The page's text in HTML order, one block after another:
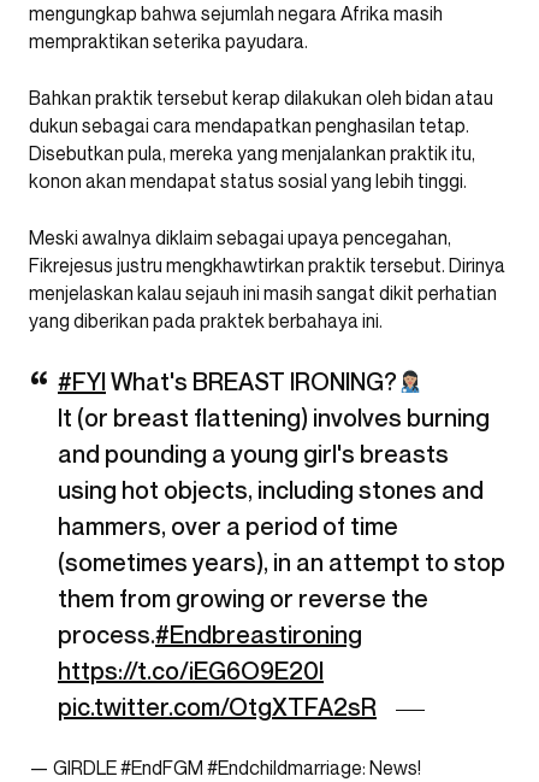
mengungkap bahwa sejumlah negara Afrika masih
mempraktikan seterika payudara.
Bahkan praktik tersebut kerap dilakukan oleh bidan atau
dukun sebagai cara mendapatkan penghasilan tetap.
Disebutkan pula, mereka yang menjalankan praktik itu,
konon akan mendapat status sosial yang lebih tinggi.
Meski awalnya diklaim sebagai upaya pencegahan,
Fikrejesus justru mengkhawtirkan praktik tersebut. Dirinya
menjelaskan kalau sejauh ini masih sangat dikit perhatian
yang diberikan pada praktek berbahaya ini.
#FYI What's BREAST IRONING?
It (or breast flattening) involves burning
and pounding a young girl's breasts
using hot objects, including stones and
hammers, over a period of time
(sometimes years), in an attempt to stop
them from growing or reverse the
process.#Endbreastironing
https://t.co/iEG6O9E20I
pic.twitter.com/OtgXTFA2sR
— GIRDLE #EndFGM #Endchildmarriage: News!